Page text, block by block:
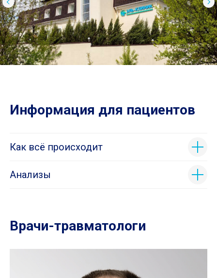
Информация для пациентов
Как всё происходит
Анализы
Врачи-травматологи